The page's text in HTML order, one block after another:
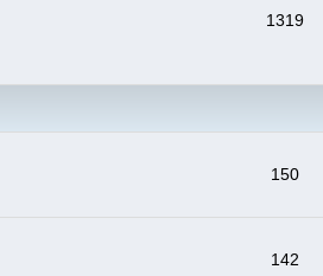
1319
150
142